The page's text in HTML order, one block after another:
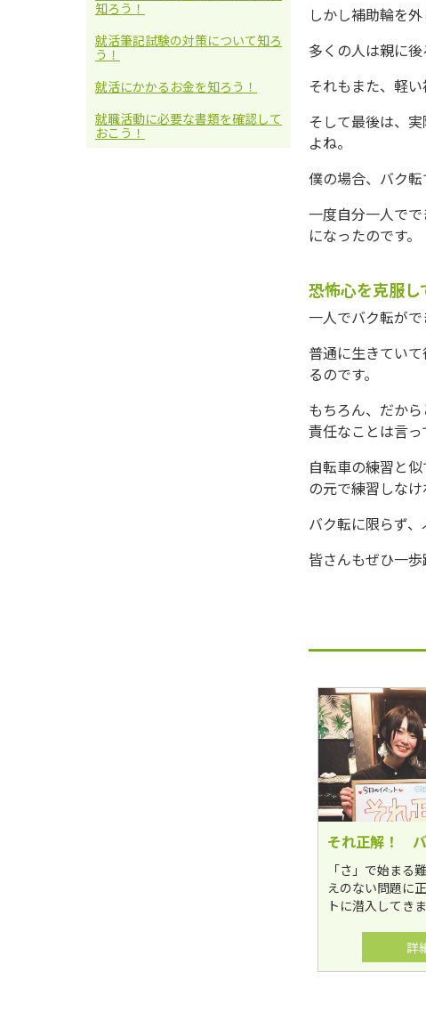
しかし補助輪を
多くの人は親に後
それもまた、軽
そして最後は、
よね。
僕の場合、バク
一度自分一人で
になったのです。
恐怖心を克服し
一人でバク転が
普通に生きてい
るのです。
もちろん、だか
責任なことは言っ
自転車の練習と
の元で練習しなけ
バク転に限らず
皆さんもぜひ一
それ正解！
「さ」で始ま
えのない問題に
トに潜入してきま
詳
知ろう！
就活筆記試験の対策について知ろ
う！
就活にかかるお金を知ろう！
就職活動に必要な書類を確認して
おこう！